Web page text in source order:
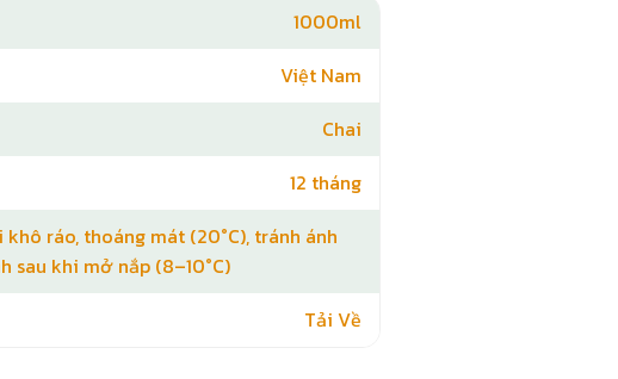
1000ml
Việt Nam
Chai
12 tháng
ráo, thoáng mát (20°C), tránh ánh
sau khi mở nắp (8–10°C)
Tải Về